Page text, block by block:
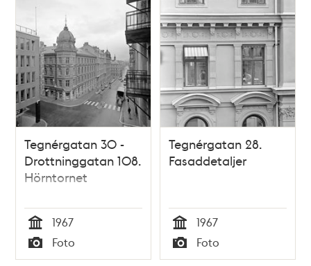
Tegnérgatan 30 -
Drottninggatan 108.
Hörntornet
Tid
1967
Typ
Foto
Tegnérgatan 28.
Fasaddetaljer
Tid
1967
Typ
Foto